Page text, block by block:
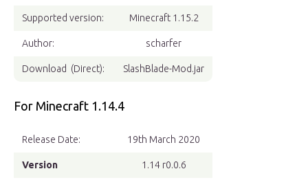
Supported version: Minecraft 1.15.2
Author: scharfer
Download (Direct): SlashBlade-Mod.jar
For Minecraft 1.14.4
Release Date: 19th March 2020
Version 1.14 r0.0.6